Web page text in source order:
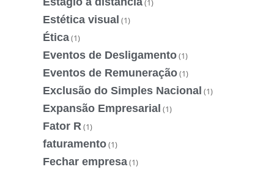
(1)
Estética visual (1)
Ética(1)
Eventos de Desligamento(1)
Eventos de Remuneração(1)
Exclusão do Simples Nacional (1)
Expansão Empresarial (1)
Fator R (1)
faturamento(1)
Fechar empresa(1)